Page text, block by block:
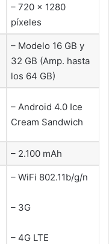
– 720 x 1280
píxeles
– Modelo 16 GB y
32 GB (Amp. hasta
los 64 GB)
– Android 4.0 Ice
Cream Sandwich
– 2.100 mAh
– WiFi 802.11b/g/n
– 3G
– 4G LTE